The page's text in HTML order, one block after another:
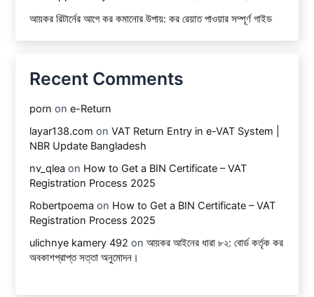
আয়কর রিটার্নের আগে কর কমানোর উপায়: কর রেয়াত পাওয়ার সম্পূর্ণ গাইড
Recent Comments
porn one-Return
layar138.com onVAT Return Entry in e-VAT System |
NBR Update Bangladesh
nv_qlea on How to Get a BIN Certificate – VAT
Registration Process 2025
Robertpoema on How to Get a BIN Certificate – VAT
Registration Process 2025
ulichnye kamery 492 onআয়কর আইনের ধারা ৮২: বোর্ড কর্তৃক কর
অবকাশপ্রাপ্ত সত্তা অনুমোদন।